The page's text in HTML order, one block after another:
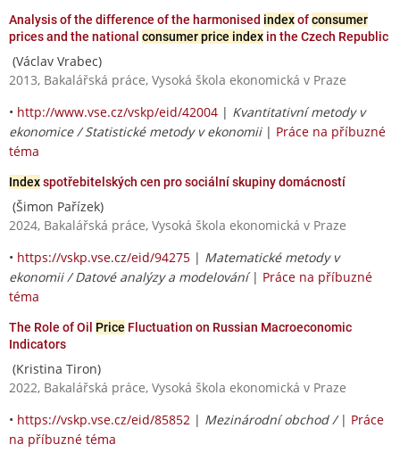
Analysis of the difference of the harmonised indexofconsumer
prices and the national consumer price index in the Czech Republic
(Václav Vrabec)
2013, Bakalářská práce, Vysoká škola ekonomická v Praze
• http://www.vse.cz/vskp/eid/42004 | Kvantitativní metody v
ekonomice / Statistické metody v ekonomii| Práce na příbuzné
téma
Indexspotřebitelských cen pro sociální skupiny domácností
(Šimon Pařízek)
2024, Bakalářská práce, Vysoká škola ekonomická v Praze
• https://vskp.vse.cz/eid/94275 | Matematické metody v
ekonomii / Datové analýzy a modelování| Práce na příbuzné
téma
The Role of Oil Price Fluctuation on Russian Macroeconomic
Indicators
(Kristina Tiron)
2022, Bakalářská práce, Vysoká škola ekonomická v Praze
• https://vskp.vse.cz/eid/85852 | Mezinárodní obchod / | Práce
na příbuzné téma